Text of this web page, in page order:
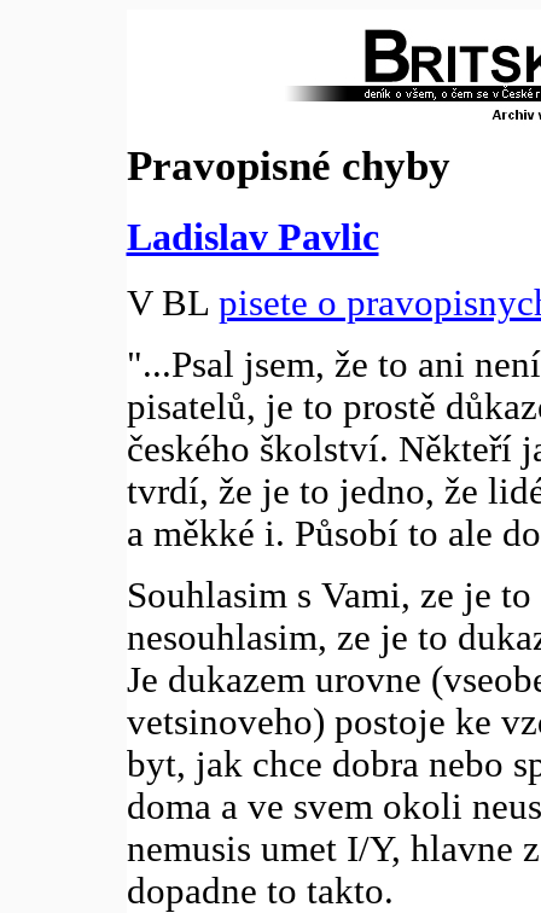
Pravopisné chyby
Ladislav Pavlic
V BL pisete o
"...Psal jsem, že to ani
pisatelů, je to prostě
českého školství. Někteří
tvrdí, že je to jedno, že
a měkké i. Působí to ale
Souhlasim s Vami, ze je
nesouhlasim, ze je to
Je dukazem urovne
vetsinoveho) postoje ke
byt, jak chce dobra nebo
doma a ve svem okoli
nemusis umet I/Y, hlavne
dopadne to takto.